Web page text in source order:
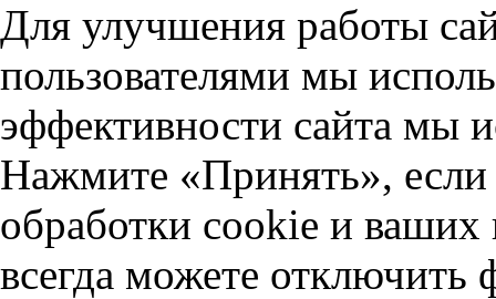
Для улучшения работы
пользователями мы
эффективности сайта мы
Нажмите «Принять», если
обработки cookie и
всегда можете отключить